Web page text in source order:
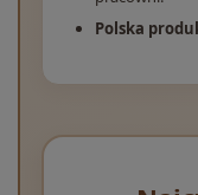
Polska